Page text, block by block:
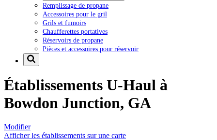
Remplissage de propane
Accessoires pour le gril
Grils et fumoirs
Chaufferettes portatives
Réservoirs de propane
Pièces et accessoires pour réservoir
Établissements U-Haul à
Bowdon Junction, GA
Modifier
Afficher les établissements sur une carte